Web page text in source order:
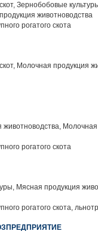
Зернобобовые
животноводства
рогатого скота
Молочная продукция
животноводства,
рогатого скота
Мясная продукция
рогатого скота,